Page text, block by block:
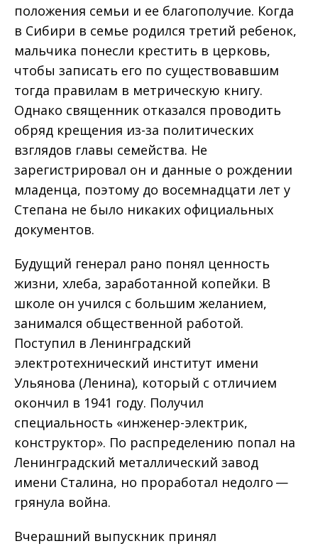
положения семьи и ее благополучие. Когда
в Сибири в семье родился третий ребенок,
мальчика понесли крестить в церковь,
чтобы записать его по существовавшим
тогда правилам в метрическую книгу.
Однако священник отказался проводить
обряд крещения из-за политических
взглядов главы семейства. Не
зарегистрировал он и данные о рождении
младенца, поэтому до восемнадцати лет у
Степана не было никаких официальных
документов.
Будущий генерал рано понял ценность
жизни, хлеба, заработанной копейки. В
школе он учился с большим желанием,
занимался общественной работой.
Поступил в Ленинградский
электротехнический институт имени
Ульянова (Ленина), который с отличием
окончил в 1941 году. Получил
специальность «инженер-электрик,
конструктор». По распределению попал на
Ленинградский металлический завод
имени Сталина, но проработал недолго —
грянула война.
Вчерашний выпускник принял